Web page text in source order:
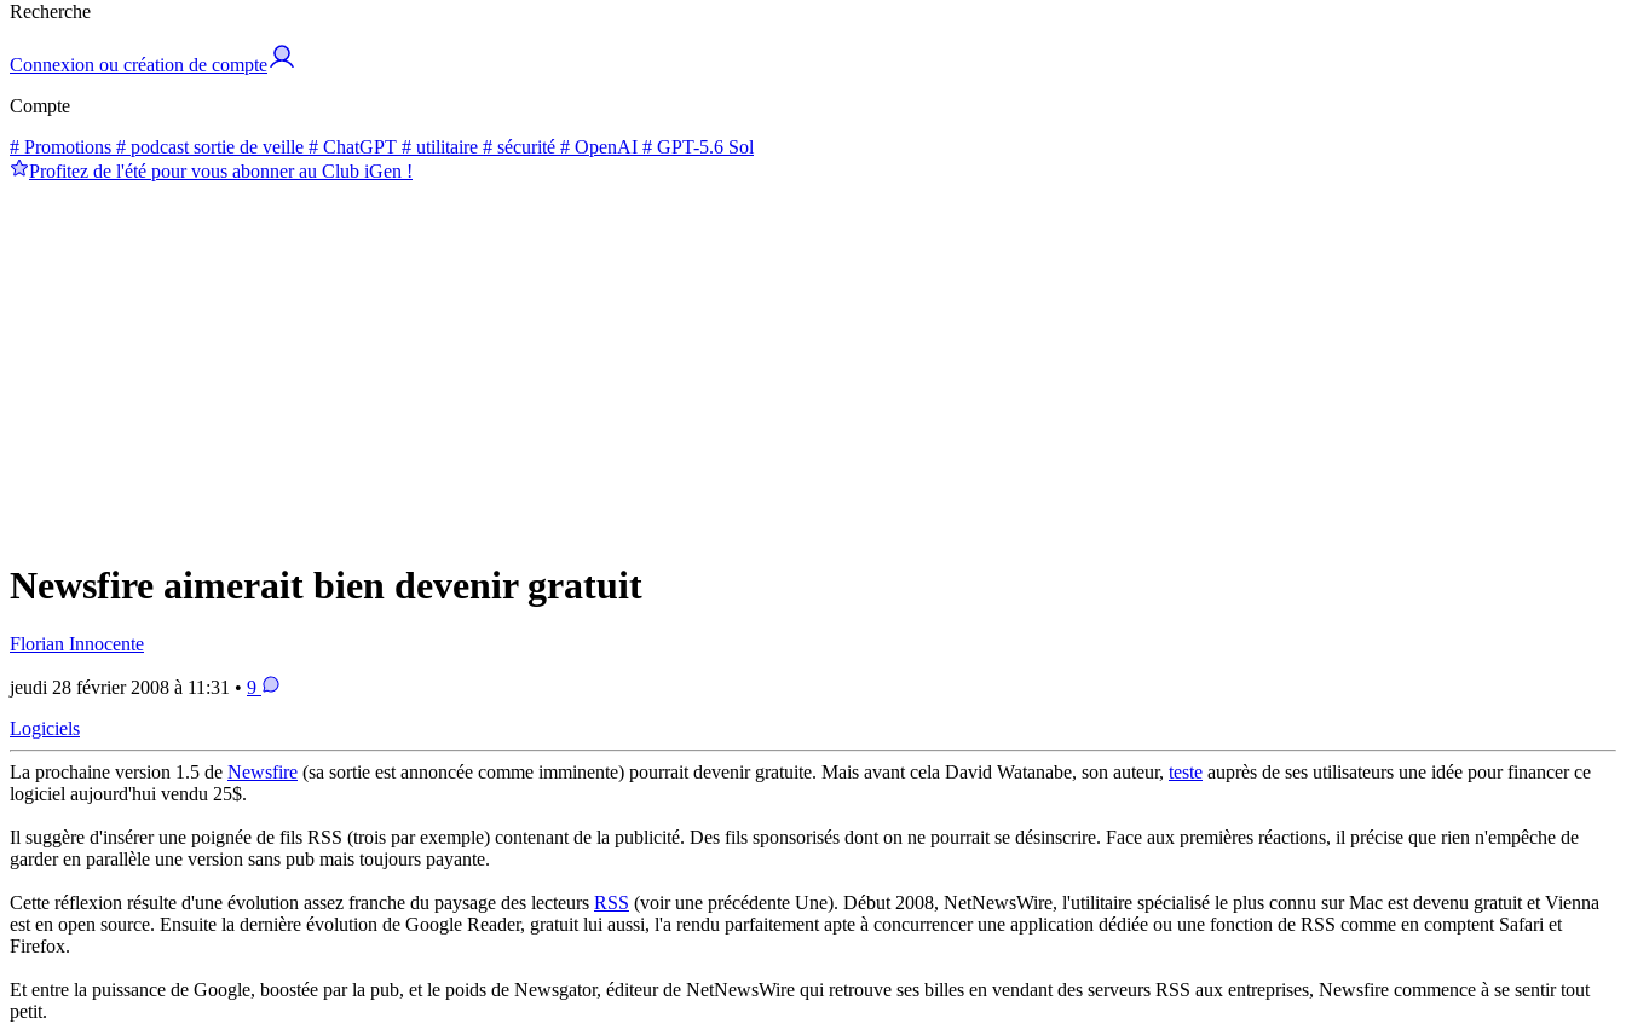
Recherche
Connexion ou création de compte
Compte
# Promotions # podcast sortie de veille # ChatGPT # utilitaire # sécurité # OpenAI # GPT-5.6 Sol
Profitez de l'été pour vous abonner au Club iGen !
Newsfire aimerait bien devenir gratuit
Florian Innocente
jeudi 28 février 2008 à 11:31 • 9
Logiciels
La prochaine version 1.5 de Newsfire (sa sortie est annoncée comme imminente) pourrait devenir gratuite. Mais avant cela David Watanabe, son auteur, teste auprès de ses utilisateurs une idée pour financer ce
logiciel aujourd'hui vendu 25$.
Il suggère d'insérer une poignée de fils RSS (trois par exemple) contenant de la publicité. Des fils sponsorisés dont on ne pourrait se désinscrire. Face aux premières réactions, il précise que rien n'empêche de
garder en parallèle une version sans pub mais toujours payante.
Cette réflexion résulte d'une évolution assez franche du paysage des lecteurs RSS (voir une précédente Une). Début 2008, NetNewsWire, l'utilitaire spécialisé le plus connu sur Mac est devenu gratuit et Vienna
est en open source. Ensuite la dernière évolution de Google Reader, gratuit lui aussi, l'a rendu parfaitement apte à concurrencer une application dédiée ou une fonction de RSS comme en comptent Safari et
Firefox.
Et entre la puissance de Google, boostée par la pub, et le poids de Newsgator, éditeur de NetNewsWire qui retrouve ses billes en vendant des serveurs RSS aux entreprises, Newsfire commence à se sentir tout
petit.